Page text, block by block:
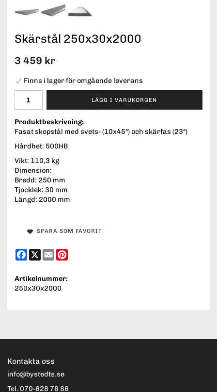
Skärstål 250x30x2000
3 459 kr
Finns i lager för omgående leverans
LÄGG I VARUKORGEN
Produktbeskrivning:
Fasat skopstål med svets- (10x45°) och skärfas (23°)
Hårdhet: 500HB
Vikt: 110,3 kg
Dimension:
Bredd: 250 mm
Tjocklek: 30 mm
Längd: 2000 mm
SPARA SOM FAVORIT
Facebook
X Email
Artikelnummer:
250x30x2000
Kontakta oss
info@bystedts.se
Tel. 070-628 76 86